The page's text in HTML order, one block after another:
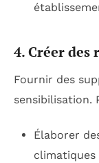
4. Créer des
Fournir des
sensibilisation.
Élaborer
climatiques